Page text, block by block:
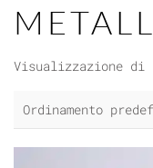
Visualizzazione